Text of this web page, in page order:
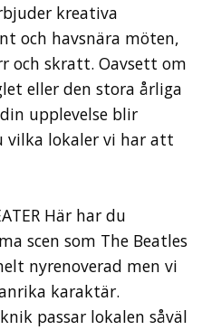
kreativa
och havsnära möten,
och skratt. Oavsett om
eller den stora årliga
upplevelse blir
vilka lokaler vi har att
Här har du
scen som The Beatles
nyrenoverad men vi
karaktär.
passar lokalen såväl